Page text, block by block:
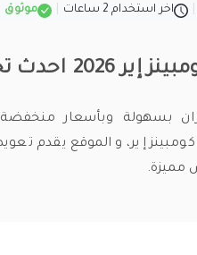
اخر استخدام 2 ساعات موثوق
إير2026 احدث تخفيضات Compens Air حتى 40%
بسهولة وبأسعار
إير، والموقع يقدم
مميزة.